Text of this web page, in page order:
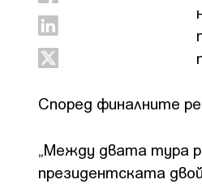
Според финалните
„Между двата тура
президентската